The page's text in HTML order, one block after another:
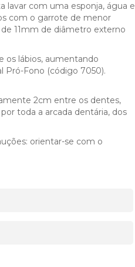
lavar com uma esponja, água e
com o garrote de menor
11mm de diâmetro externo
os lábios, aumentando
Pró-Fono (código 7050).
2cm entre os dentes,
toda a arcada dentária, dos
orientar-se com o